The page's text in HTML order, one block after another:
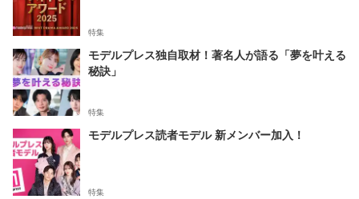
特集
モデルプレス独自取材！著名人が語る「夢を叶える
秘訣」
特集
モデルプレス読者モデル 新メンバー加入！
特集